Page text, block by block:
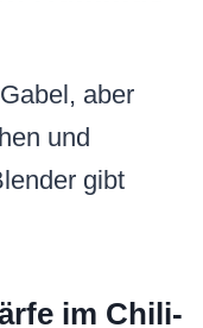
aber
und
gibt
im Chili-